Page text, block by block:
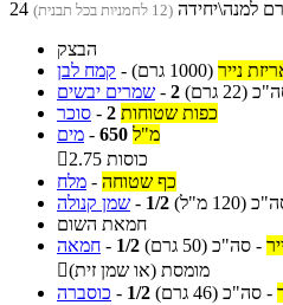
(12 לחמניות בכל תבנית)
הבצק
קמח לבן - נייר (1000 גרם)
שמרים יבשים - 2
(22 גרם)
סוכר - 2 כפות שטוחות
מים - 650 מ"ל

2.75 כוסות
מלח - כף שטוחה
שמן קנולה - 1/2
(120 מ"ל)
חמאת השום
חמאה - 1/2 - סה"כ (50 גרם)
מומסת (או שמן זית)
כוסברה - 1/2 - סה"כ (46 גרם)